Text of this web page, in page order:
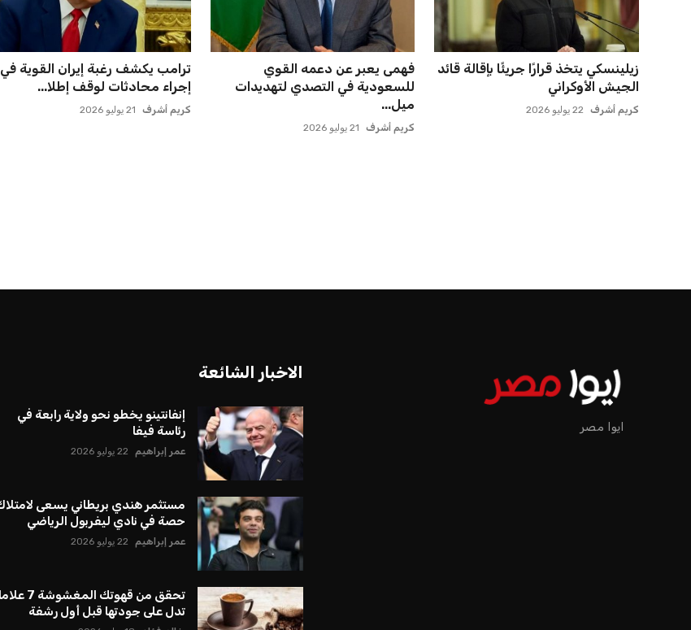
زيلينسكي يتخذ قرارًا جريئًا بإقالة قائد
الجيش الأوكراني
كريم أشرف 22 يوليو 2026
فهمى يعبر عن دعمه القوي
للسعودية في التصدي لتهديدات
ميل...
كريم أشرف 21 يوليو 2026
ترامب يكشف رغبة إيران القوية في
إجراء محادثات لوقف إطلا...
كريم أشرف 21 يوليو 2026
إنفانتينو يخطو نحو ولاية رابعة في رئاسة فيفا
عمر إبراهيم